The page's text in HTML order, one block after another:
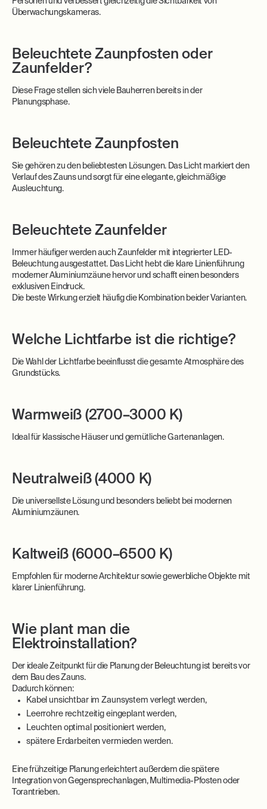
Überwachungskameras.
Beleuchtete Zaunpfosten oder
Zaunfelder?
Diese Frage stellen sich viele Bauherren bereits in der
Planungsphase.
Beleuchtete Zaunpfosten
Sie gehören zu den beliebtesten Lösungen. Das Licht markiert den
Verlauf des Zauns und sorgt für eine elegante, gleichmäßige
Ausleuchtung.
Beleuchtete Zaunfelder
Immer häufiger werden auch Zaunfelder mit integrierter LED-
Beleuchtung ausgestattet. Das Licht hebt die klare Linienführung
moderner Aluminiumzäune hervor und schafft einen besonders
exklusiven Eindruck.
Die beste Wirkung erzielt häufig die Kombination beider Varianten.
Welche Lichtfarbe ist die richtige?
Die Wahl der Lichtfarbe beeinflusst die gesamte Atmosphäre des
Grundstücks.
Warmweiß (2700–3000 K)
Ideal für klassische Häuser und gemütliche Gartenanlagen.
Neutralweiß (4000 K)
Die universellste Lösung und besonders beliebt bei modernen
Aluminiumzäunen.
Kaltweiß (6000–6500 K)
Empfohlen für moderne Architektur sowie gewerbliche Objekte mit
klarer Linienführung.
Wie plant man die
Elektroinstallation?
Der ideale Zeitpunkt für die Planung der Beleuchtung ist bereits vor
dem Bau des Zauns.
Dadurch können:
Kabel unsichtbar im Zaunsystem verlegt werden,
Leerrohre rechtzeitig eingeplant werden,
Leuchten optimal positioniert werden,
spätere Erdarbeiten vermieden werden.
Eine frühzeitige Planung erleichtert außerdem die spätere
Integration von Gegensprechanlagen, Multimedia-Pfosten oder
Torantrieben.